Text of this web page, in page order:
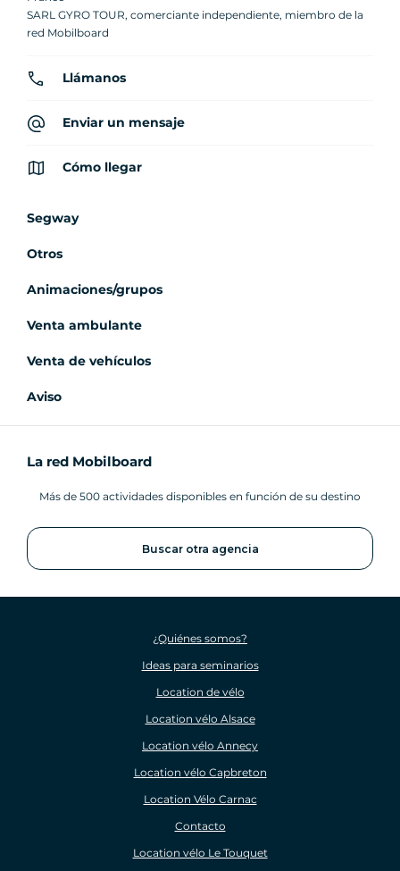
SARL GYRO TOUR, comerciante independiente, miembro de la
red Mobilboard
Llámanos
Enviar un mensaje
Cómo llegar
Segway
Otros
Animaciones/grupos
Venta ambulante
Venta de vehículos
Aviso
La red Mobilboard
Más de 500 actividades disponibles en función de su destino
Buscar otra agencia
¿Quiénes somos?
Ideas para seminarios
Location de vélo
Location vélo Alsace
Location vélo Annecy
Location vélo Capbreton
Location Vélo Carnac
Contacto
Location vélo Le Touquet